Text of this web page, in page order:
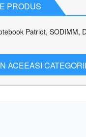
PRODUS
Patriot, SODIMM,
ACEEASI